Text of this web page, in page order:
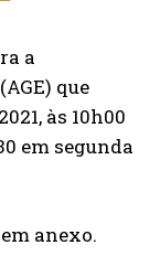
a
que
às 10h00
em segunda
anexo.